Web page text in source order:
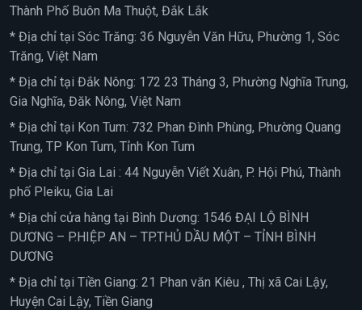
Thành Phố Buôn Ma Thuột, Đắk Lắk
* Địa chỉ tại Sóc Trăng: 36 Nguyễn Văn Hữu, Phường 1, Sóc
Trăng, Việt Nam
* Địa chỉ tại Đắk Nông: 172 23 Tháng 3, Phường Nghĩa Trung,
Gia Nghĩa, Đăk Nông, Việt Nam
* Địa chỉ tại Kon Tum: 732 Phan Đình Phùng, Phường Quang
Trung, TP Kon Tum, Tỉnh Kon Tum
* Địa chỉ tại Gia Lai : 44 Nguyễn Viết Xuân, P. Hội Phú, Thành
phố Pleiku, Gia Lai
* Địa chỉ cửa hàng tại Bình Dương: 1546 ĐẠI LỘ BÌNH
DƯƠNG – P.HIỆP AN – TP.THỦ DẦU MỘT – TỈNH BÌNH
DƯƠNG
* Địa chỉ tại Tiền Giang: 21 Phan văn Kiêu , Thị xã Cai Lậy,
Huyện Cai Lậy, Tiền Giang